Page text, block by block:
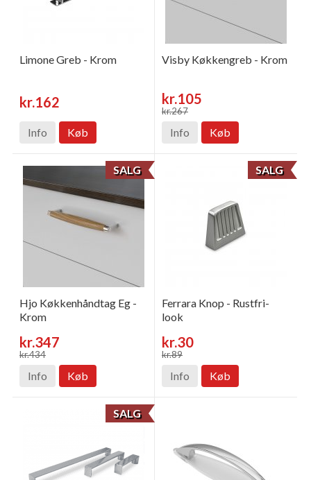
Limone Greb - Krom
kr.162
Info Køb
Visby Køkkengreb - Krom
kr.105
kr.267
Info Køb
SALG
Hjo Køkkenhåndtag Eg -
Krom
kr.347
kr.434
Info Køb
SALG
Ferrara Knop - Rustfri-
look
kr.30
kr.89
Info Køb
SALG